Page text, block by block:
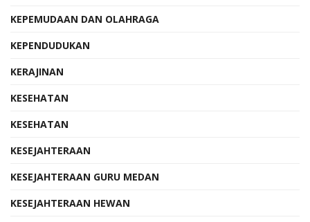
KEPEMUDAAN DAN OLAHRAGA
KEPENDUDUKAN
KERAJINAN
KESEHATAN
KESEHATAN
KESEJAHTERAAN
KESEJAHTERAAN GURU MEDAN
KESEJAHTERAAN HEWAN